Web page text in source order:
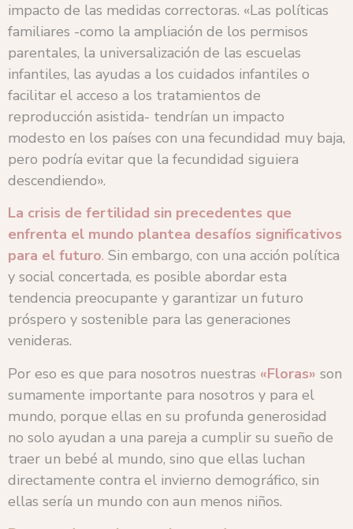
impacto de las medidas correctoras. «Las políticas
familiares -como la ampliación de los permisos
parentales, la universalización de las escuelas
infantiles, las ayudas a los cuidados infantiles o
facilitar el acceso a los tratamientos de
reproducción asistida- tendrían un impacto
modesto en los países con una fecundidad muy baja,
pero podría evitar que la fecundidad siguiera
descendiendo».
La crisis de fertilidad sin precedentes que
enfrenta el mundo plantea desafíos significativos
para el futuro. Sin embargo, con una acción política
y social concertada, es posible abordar esta
tendencia preocupante y garantizar un futuro
próspero y sostenible para las generaciones
venideras.
Por eso es que para nosotros nuestras «Floras» son
sumamente importante para nosotros y para el
mundo, porque ellas en su profunda generosidad
no solo ayudan a una pareja a cumplir su sueño de
traer un bebé al mundo, sino que ellas luchan
directamente contra el invierno demográfico, sin
ellas sería un mundo con aun menos niños.